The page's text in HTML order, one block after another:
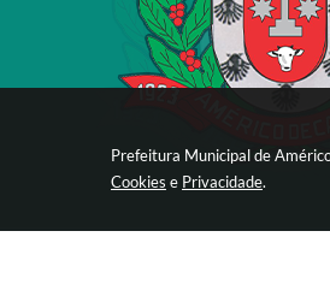
Prefeitura Municipal de
Cookies e Privacidade.